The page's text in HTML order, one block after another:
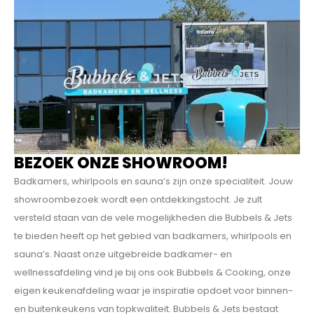
BEZOEK ONZE SHOWROOM!
Badkamers, whirlpools en sauna’s zijn onze specialiteit. Jouw
showroombezoek wordt een ontdekkings­tocht. Je zult
versteld staan van de vele mogelijkheden die Bubbels & Jets
te bieden heeft op het gebied van badkamers, whirlpools en
sauna’s. Naast onze uitgebreide badkamer- en
wellnessafdeling vind je bij ons ook Bubbels & Cooking, onze
eigen keukenafdeling waar je inspiratie opdoet voor binnen-
en buitenkeukens van topkwaliteit. Bubbels & Jets bestaat